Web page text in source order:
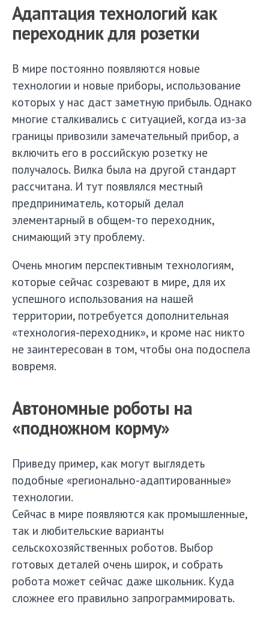
Адаптация технологий как
переходник для розетки
В мире постоянно появляются новые
технологии и новые приборы, использование
которых у нас даст заметную прибыль. Однако
многие сталкивались с ситуацией, когда из-за
границы привозили замечательный прибор, а
включить его в российскую розетку не
получалось. Вилка была на другой стандарт
рассчитана. И тут появлялся местный
предприниматель, который делал
элементарный в общем-то переходник,
снимающий эту проблему.
Очень многим перспективным технологиям,
которые сейчас созревают в мире, для их
успешного использования на нашей
территории, потребуется дополнительная
«технология-переходник», и кроме нас никто
не заинтересован в том, чтобы она подоспела
вовремя.
Автономные роботы на
«подножном корму»
Приведу пример, как могут выглядеть
подобные «регионально-адаптированные»
технологии.
Сейчас в мире появляются как промышленные,
так и любительские варианты
сельскохозяйственных роботов. Выбор
готовых деталей очень широк, и собрать
робота может сейчас даже школьник. Куда
сложнее его правильно запрограммировать.